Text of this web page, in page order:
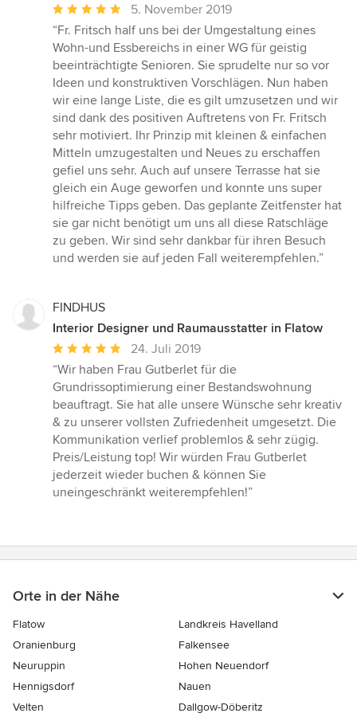
Durchschnittliche
Bewertung:
5
von
5
Sternen
5. November 2019
“Fr. Fritsch half uns bei der Umgestaltung eines
Wohn-und Essbereichs in einer WG für geistig
beeinträchtigte Senioren. Sie sprudelte nur so vor
Ideen und konstruktiven Vorschlägen. Nun haben
wir eine lange Liste, die es gilt umzusetzen und wir
sind dank des positiven Auftretens von Fr. Fritsch
sehr motiviert. Ihr Prinzip mit kleinen & einfachen
Mitteln umzugestalten und Neues zu erschaffen
gefiel uns sehr. Auch auf unsere Terrasse hat sie
gleich ein Auge geworfen und konnte uns super
hilfreiche Tipps geben. Das geplante Zeitfenster hat
sie gar nicht benötigt um uns all diese Ratschläge
zu geben. Wir sind sehr dankbar für ihren Besuch
und werden sie auf jeden Fall weiterempfehlen.”
FINDHUS
Interior Designer und Raumausstatter in Flatow
Durchschnittliche
Bewertung:
5
von
5
Sternen
24. Juli 2019
“Wir haben Frau Gutberlet für die
Grundrissoptimierung einer Bestandswohnung
beauftragt. Sie hat alle unsere Wünsche sehr kreativ
& zu unserer vollsten Zufriedenheit umgesetzt. Die
Kommunikation verlief problemlos & sehr zügig.
Preis/Leistung top! Wir würden Frau Gutberlet
jederzeit wieder buchen & können Sie
uneingeschränkt weiterempfehlen!”
Orte in der Nähe
Flatow
Landkreis Havelland
Oranienburg
Falkensee
Neuruppin
Hohen Neuendorf
Hennigsdorf
Nauen
Velten
Dallgow-Döberitz